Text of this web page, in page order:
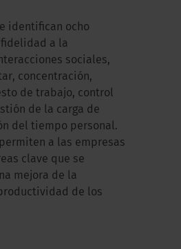
identifican ocho
a la
sociales,
concentración,
de trabajo, control
de la carga de
del tiempo personal.
a las empresas
clave que se
mejora de la
de los